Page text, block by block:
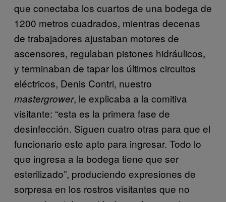
que conectaba los cuartos de una bodega de
1200 metros cuadrados, mientras decenas
de trabajadores ajustaban motores de
ascensores, regulaban pistones hidráulicos,
y terminaban de tapar los últimos circuitos
eléctricos, Denis Contri, nuestro
mastergrower, le explicaba a la comitiva
visitante: “esta es la primera fase de
desinfección. Siguen cuatro otras para que el
funcionario este apto para ingresar. Todo lo
que ingresa a la bodega tiene que ser
esterilizado”, produciendo expresiones de
sorpresa en los rostros visitantes que no